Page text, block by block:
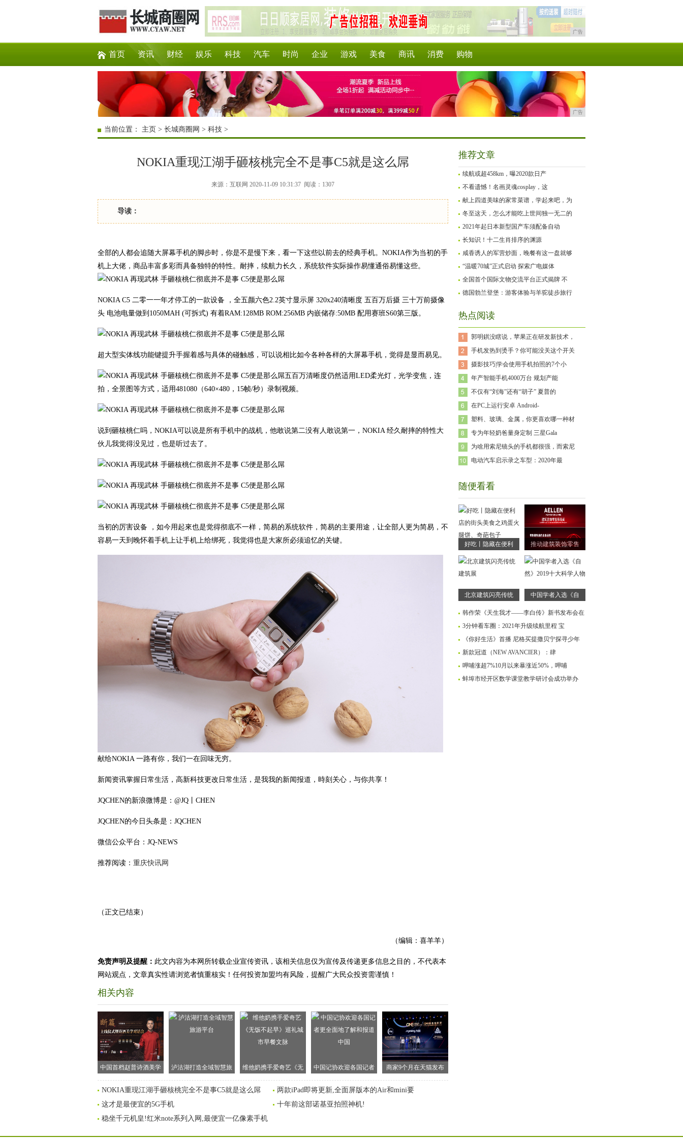
广告
首页 资讯 财经 娱乐 科技 汽车 时尚 企业 游戏 美食 商讯 消费 购物
广告
当前位置： 主页 > 长城商圈网 > 科技 >
NOKIA重现江湖手砸核桃完全不是事C5就是这么屌
来源：互联网 2020-11-09 10:31:37 阅读：1307
导读：
全部的人都会追随大屏幕手机的脚步时，你是不是慢下来，看一下这些以前去的经典手机。NOKIA作为当初的手
机上大佬，商品丰富多彩而具备独特的特性。耐摔，续航力长久，系统软件实际操作易懂通俗易懂这些。
NOKIA C5 二零一一年才停工的一款设备 ，全五颜六色2.2英寸显示屏 320x240清晰度 五百万后摄 三十万前摄像
头 电池电量做到1050MAH (可拆式) 有着RAM:128MB ROM:256MB 内嵌储存:50MB 配用赛班S60第三版。
超大型实体线功能键提升手握着感与具体的碰触感，可以说相比如今各种各样的大屏幕手机，觉得是显而易见。
五百万清晰度仍然适用LED柔光灯，光学变焦，连
拍，全景图等方式，适用481080（640×480，15帧/秒）录制视频。
说到砸核桃仁吗，NOKIA可以说是所有手机中的战机，他敢说第二没有人敢说第一，NOKIA 经久耐摔的特性大
伙儿我觉得没见过，也是听过去了。
当初的厉害设备 ，如今用起來也是觉得彻底不一样，简易的系统软件，简易的主要用途，让全部人更为简易，不
容易一天到晚怀着手机上让手机上给绑死，我觉得也是大家所必须追忆的关键。
献给NOKIA 一路有你，我们一在回味无穷。
新闻资讯掌握日常生活，高新科技更改日常生活，是我我的新闻报道，時刻关心，与你共享！
JQCHEN的新浪微博是：@JQ丨CHEN
JQCHEN的今日头条是：JQCHEN
微信公众平台：JQ-NEWS
推荐阅读： 重庆快讯网
（正文已结束）
（编辑：喜羊羊）
免责声明及提醒： 此文内容为本网所转载企业宣传资讯，该相关信息仅为宣传及传递更多信息之目的，不代表本
网站观点，文章真实性请浏览者慎重核实！任何投资加盟均有风险，提醒广大民众投资需谨慎！
相关内容
中国首档赵普诗酒美学
文化节目《断篇》硬核
启动
泸沽湖打造全域智慧旅
游平台
维他奶携手爱奇艺《无
饭不起早》巡礼城市早
餐文脉
中国记协欢迎各国记者
更全面地了解和报道中
国
商家9个月在天猫发布
9000万款新品 新品促增
长成全球企业共识
NOKIA重现江湖手砸核桃完全不是事C5就是这么屌
两款iPad即将更新,全面屏版本的Air和mini要
这才是最便宜的5G手机
十年前这部诺基亚拍照神机!
稳坐千元机皇!红米note系列入网,最便宜一亿像素手机
推荐文章
续航或超458km，曝2020款日产
不看遗憾！名画灵魂cosplay，这
献上四道美味的家常菜谱，学起来吧，为
冬至这天，怎么才能吃上世间独一无二的
2021年起日本新型国产车须配备自动
长知识！十二生肖排序的渊源
咸香诱人的军营炒面，晚餐有这一盘就够
“温暖70城”正式启动 探索广电媒体
全国首个国际文物交流平台正式揭牌 不
德国勃兰登堡：游客体验与羊驼徒步旅行
热点阅读
郭明錤没瞎说，苹果正在研发新技术，
手机发热到烫手？你可能没关这个开关
摄影技巧|学会使用手机拍照的7个小
年产智能手机4000万台 规划产能
不仅有“刘海”还有“胡子” 夏普的
在PC上运行安卓 Android-
塑料、玻璃、金属，你更喜欢哪一种材
专为年轻奶爸量身定制 三星Gala
为啥用索尼镜头的手机都很强，而索尼
电动汽车启示录之车型：2020年最
随便看看
好吃丨隐藏在便利 推动建筑装饰零售
北京建筑闪亮传统 中国学者入选《自
韩作荣《天生我才——李白传》新书发布会在
3分钟看车圈：2021年升级续航里程 宝
《你好生活》首播 尼格买提撒贝宁探寻少年
新款冠道（NEW AVANCIER）：肆
呷哺涨超7%10月以来暴涨近50%，呷哺
蚌埠市经开区数学课堂教学研讨会成功举办